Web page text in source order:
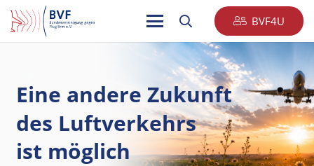
BVF4U
Eine andere Zukunft
des Luftverkehrs
ist möglich